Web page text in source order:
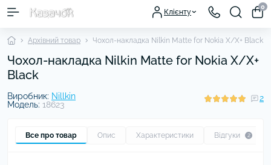
Клієнту
0
Архівний товар Чохол-накладка Nilkin Matte for Nokia X/X+ Black
Чохол-накладка Nilkin Matte for Nokia X/X+
Black
Виробник: Nillkin
Модель: 18623
2
Все про товар Опис Характеристики Відгуки 2